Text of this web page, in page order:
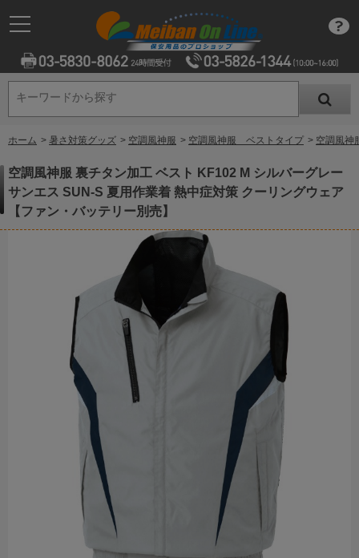
キーワードから探す
キーワードから探す
ホーム > 暑さ対策グッズ > 空調風神服 > 空調風神服 ベストタイプ > 空調風神
空調風神服 裏チタン加工 ベスト KF102 M シルバーグレー
サンエス SUN-S 夏用作業着 熱中症対策 クーリングウェア
【ファン・バッテリー別売】